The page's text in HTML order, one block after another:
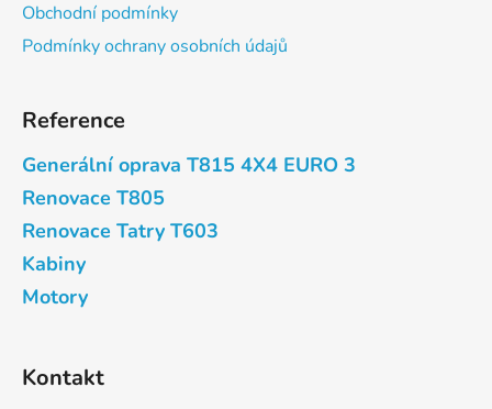
Obchodní podmínky
Podmínky ochrany osobních údajů
Reference
Generální oprava T815 4X4 EURO 3
Renovace T805
Renovace Tatry T603
Kabiny
Motory
Kontakt